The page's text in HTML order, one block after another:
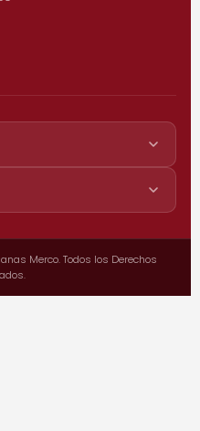
Merco. Todos los Derechos